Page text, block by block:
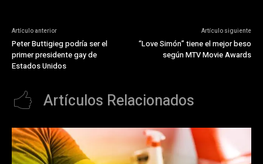
Artículo anterior
Peter Buttigieg podría ser el
primer presidente gay de
Estados Unidos
Artículo siguiente
“Love Simón” tiene el mejor beso
según MTV Movie Awards
Artículos Relacionados